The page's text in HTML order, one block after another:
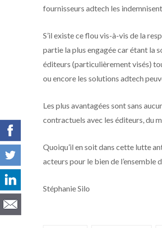
fournisseurs adtech les
S’il existe ce flou vis-à-vis de la
partie la plus engagée car étant la
éditeurs (particulièrement visés)
ou encore les solutions adtech
Les plus avantagées sont sans
contractuels avec les éditeurs, du
Quoiqu’il en soit dans cette lutte
acteurs pour le bien de l’ensemble
Stéphanie Silo